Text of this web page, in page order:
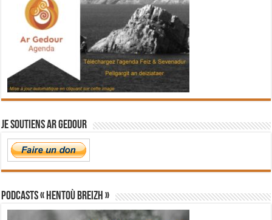
Je soutiens Ar Gedour
PODCASTS « Hentoù Breizh »